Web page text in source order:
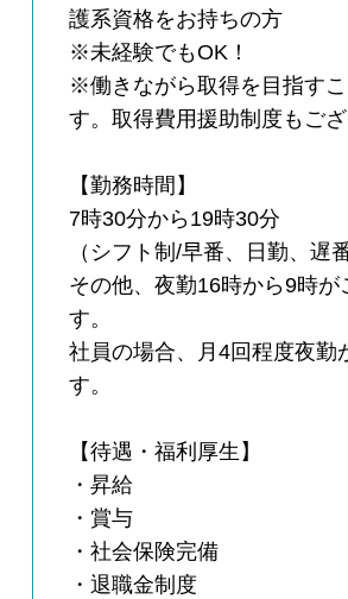
護系資格をお持ちの方
※未経験でもOK！
※働きながら取得を目指す
す。取得費用援助制度もござ
【勤務時間】
7時30分から19時30分
（シフト制/早番、日勤、遅
その他、夜勤16時から9時が
す。
社員の場合、月4回程度夜勤
す。
【待遇・福利厚生】
・昇給
・賞与
・社会保険完備
・退職金制度